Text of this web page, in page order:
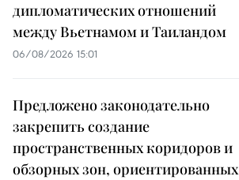
дипломатических отношений
между Вьетнамом и Таиландом
06/08/2026 15:01
Предложено законодательно
закрепить создание
пространственных коридоров и
обзорных зон, ориентированных